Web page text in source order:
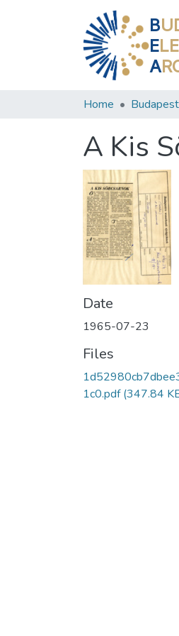
B
E
A
Home
A Kis
Date
1965-07-23
Files
1c0.pdf(347.84